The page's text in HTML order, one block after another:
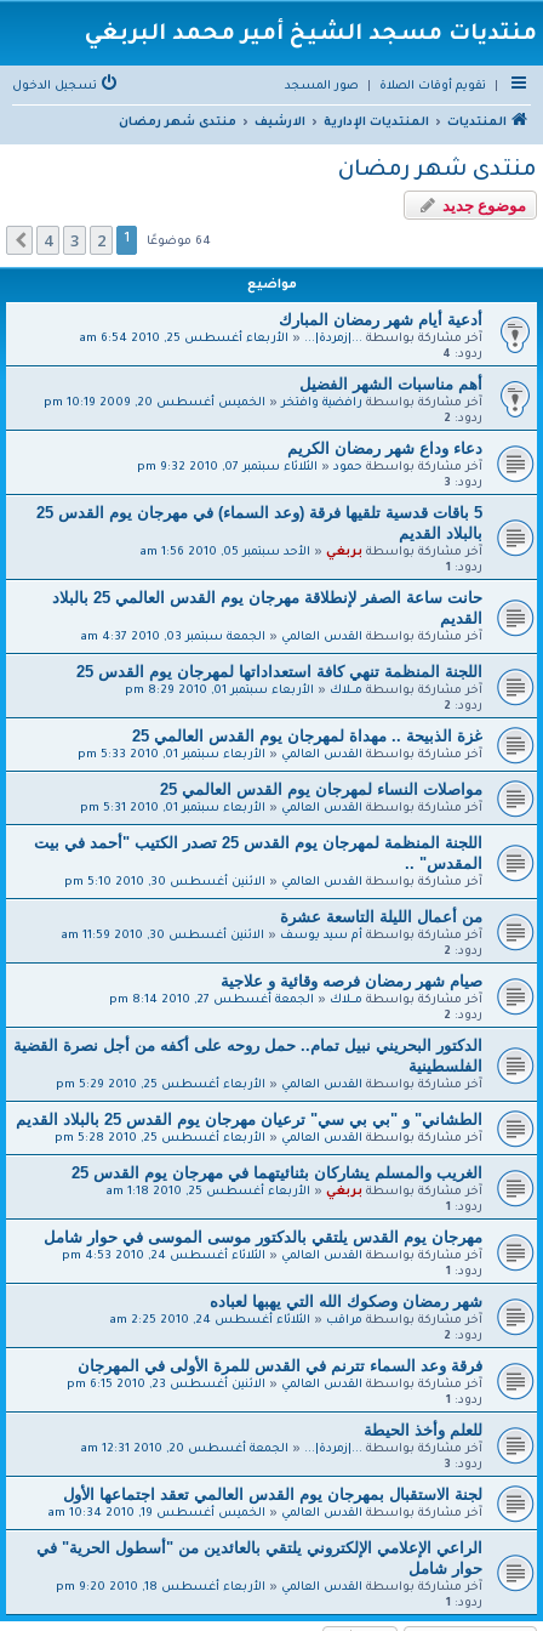
منتديات مسجد الشيخ أمير محمد البربغي
تقويم أوقات الصلاة صور المسجد تسجيل الدخول
المنتديات المنتديات الإدارية الارشيف منتدى شهر رمضان
منتدى شهر رمضان
موضوع جديد
64 موضوعًا 2
3
4 التالي
مواضيع
أدعية أيام شهر رمضان المبارك
آخر مشاركة بواسطة...|زمردة|...« الأربعاء أغسطس 25, 2010 6:54 am
ردود: 4
أهم مناسبات الشهر الفضيل
آخر مشاركة بواسطةرافضية وافتخر« الخميس أغسطس 20, 2009 10:19 pm
ردود: 2
دعاء وداع شهر رمضان الكريم
آخر مشاركة بواسطةحمود« الثلاثاء سبتمبر 07, 2010 9:32 pm
ردود: 3
5 باقات قدسية تلقيها فرقة (وعد السماء) في مهرجان يوم القدس 25
بالبلاد القديم
آخر مشاركة بواسطةبربغي« الأحد سبتمبر 05, 2010 1:56 am
ردود:
حانت ساعة الصفر لإنطلاقة مهرجان يوم القدس العالمي 25 بالبلاد
القديم
آخر مشاركة بواسطةالقدس العالمي« الجمعة سبتمبر 03, 2010 4:37 am
اللجنة المنظمة تنهي كافة استعداداتها لمهرجان يوم القدس 25
آخر مشاركة بواسطةمــــلاك« الأربعاء سبتمبر 01, 2010 8:29 pm
ردود: 2
غزة الذبيحة .. مهداة لمهرجان يوم القدس العالمي 25
آخر مشاركة بواسطةالقدس العالمي« الأربعاء سبتمبر 01, 2010 5:33 pm
مواصلات النساء لمهرجان يوم القدس العالمي 25
آخر مشاركة بواسطةالقدس العالمي« الأربعاء سبتمبر 01, 2010 5:31 pm
اللجنة المنظمة لمهرجان يوم القدس 25 تصدر الكتيب "أحمد في بيت
المقدس" ..
آخر مشاركة بواسطةالقدس العالمي« الاثنين أغسطس 30, 2010 5:10 pm
من أعمال الليلة التاسعة عشرة
آخر مشاركة بواسطةأم سيد يوسف« الاثنين أغسطس 30, 2010 11:59 am
ردود: 2
صيام شهر رمضان فرصه وقائية و علاجية
آخر مشاركة بواسطةمــــلاك« الجمعة أغسطس 27, 2010 8:14 pm
ردود: 2
الدكتور البحريني نبيل تمام.. حمل روحه على أكفه من أجل نصرة القضية
الفلسطينية
آخر مشاركة بواسطةالقدس العالمي« الأربعاء أغسطس 25, 2010 5:29 pm
الطشاني" و "بي بي سي" ترعيان مهرجان يوم القدس 25 بالبلاد القديم
آخر مشاركة بواسطةالقدس العالمي« الأربعاء أغسطس 25, 2010 5:28 pm
الغريب والمسلم يشاركان بثنائيتهما في مهرجان يوم القدس 25
آخر مشاركة بواسطةبربغي« الأربعاء أغسطس 25, 2010 1:18 am
ردود:
مهرجان يوم القدس يلتقي بالدكتور موسى الموسى في حوار شامل
آخر مشاركة بواسطةالقدس العالمي« الثلاثاء أغسطس 24, 2010 4:53 pm
ردود:
شهر رمضان وصكوك الله التي يهبها لعباده
آخر مشاركة بواسطةمراقب« الثلاثاء أغسطس 24, 2010 2:25 am
ردود: 2
فرقة وعد السماء تترنم في القدس للمرة الأولى في المهرجان
آخر مشاركة بواسطةالقدس العالمي« الاثنين أغسطس 23, 2010 6:15 pm
ردود:
للعلم وأخذ الحيطة
آخر مشاركة بواسطة...|زمردة|...« الجمعة أغسطس 20, 2010 12:31 am
ردود: 3
لجنة الاستقبال بمهرجان يوم القدس العالمي تعقد اجتماعها الأول
آخر مشاركة بواسطةالقدس العالمي« الخميس أغسطس 19, 2010 10:34 am
الراعي الإعلامي الإلكتروني يلتقي بالعائدين من "أسطول الحرية" في
حوار شامل
آخر مشاركة بواسطةالقدس العالمي« الأربعاء أغسطس 18, 2010 9:20 pm
ردود: